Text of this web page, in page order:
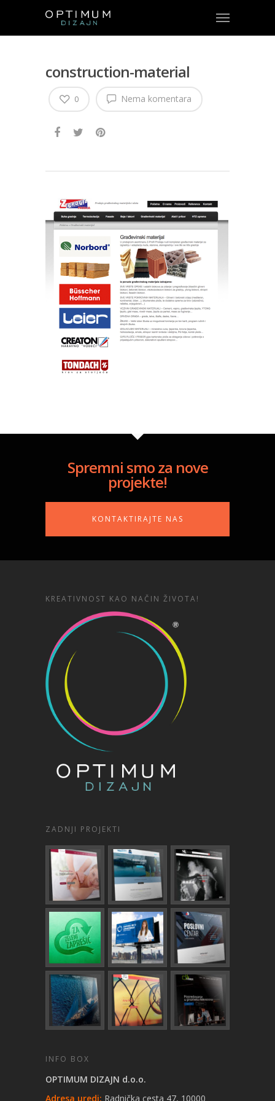
construction-material
Nema komentara
0
Spremni smo za nove
projekte!
KONTAKTIRAJTE NAS
KREATIVNOST KAO NAČIN ŽIVOTA!
ZADNJI PROJEKTI
INFO BOX
OPTIMUM DIZAJN d.o.o.
Adresa uredi: Radnička cesta 47, 10000